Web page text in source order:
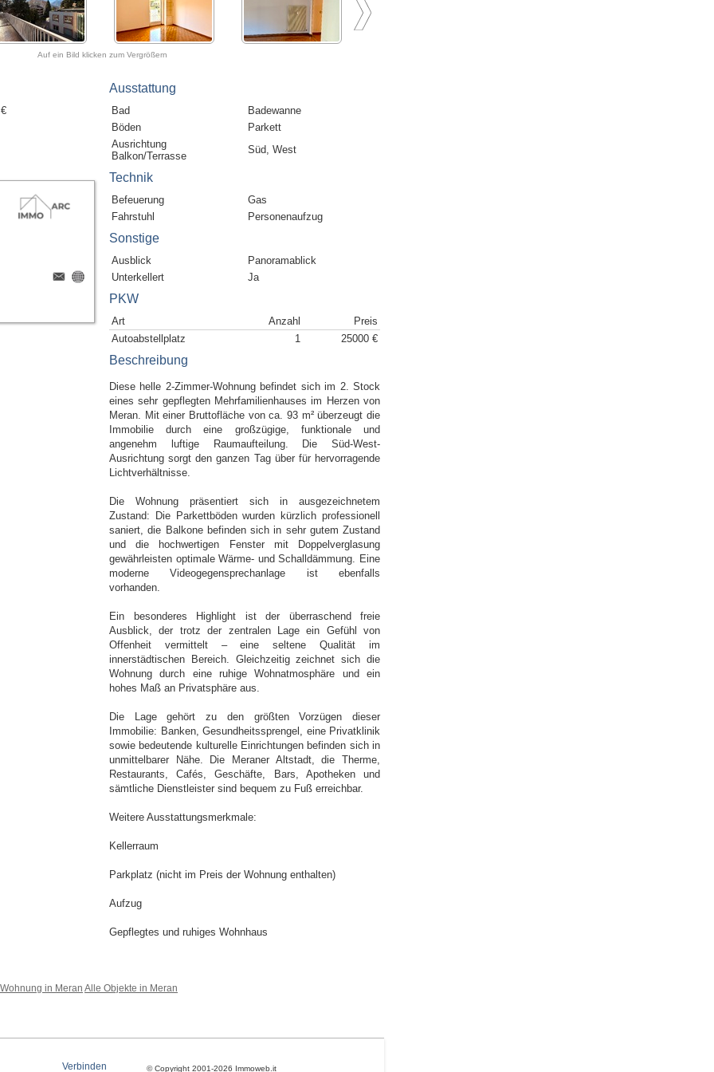
Auf ein Bild klicken zum Vergrößern
Ausstattung
Bad
Badewanne
Böden
Parkett
Ausrichtung
Balkon/Terrasse
Süd, West
Technik
Befeuerung
Gas
Fahrstuhl
Personenaufzug
Sonstige
Ausblick
Panoramablick
Unterkellert
Ja
PKW
Art Anzahl
Preis
Autoabstellplatz
1 25000 €
Beschreibung
Diese helle 2-Zimmer-Wohnung befindet sich im 2. Stock
eines sehr gepflegten Mehrfamilienhauses im Herzen von
Meran. Mit einer Bruttofläche von ca. 93 m² überzeugt die
Immobilie durch eine großzügige, funktionale und
angenehm luftige Raumaufteilung. Die Süd-West-
Ausrichtung sorgt den ganzen Tag über für hervorragende
Lichtverhältnisse.
Die Wohnung präsentiert sich in ausgezeichnetem
Zustand: Die Parkettböden wurden kürzlich professionell
saniert, die Balkone befinden sich in sehr gutem Zustand
und die hochwertigen Fenster mit Doppelverglasung
gewährleisten optimale Wärme- und Schalldämmung. Eine
moderne Videogegensprechanlage ist ebenfalls
vorhanden.
Ein besonderes Highlight ist der überraschend freie
Ausblick, der trotz der zentralen Lage ein Gefühl von
Offenheit vermittelt – eine seltene Qualität im
innerstädtischen Bereich. Gleichzeitig zeichnet sich die
Wohnung durch eine ruhige Wohnatmosphäre und ein
hohes Maß an Privatsphäre aus.
Die Lage gehört zu den größten Vorzügen dieser
Immobilie: Banken, Gesundheitssprengel, eine Privatklinik
sowie bedeutende kulturelle Einrichtungen befinden sich in
unmittelbarer Nähe. Die Meraner Altstadt, die Therme,
Restaurants, Cafés, Geschäfte, Bars, Apotheken und
sämtliche Dienstleister sind bequem zu Fuß erreichbar.
Weitere Ausstattungsmerkmale:
Kellerraum
Parkplatz (nicht im Preis der Wohnung enthalten)
Aufzug
Gepflegtes und ruhiges Wohnhaus
Wohnung in Meran Alle Objekte in Meran
Verbinden © Copyright 2001-2026 Immoweb.it